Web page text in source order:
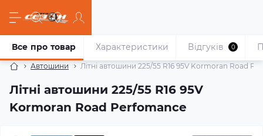
Автошини Літні автошини 225/55 R16 95V Kormoran Road
Літні автошини 225/55 R16 95V
Kormoran Road Perfomance
Все про товар Характеристики Відгуків 0